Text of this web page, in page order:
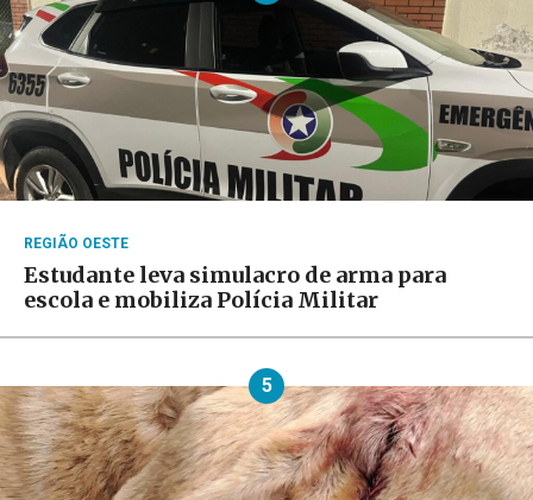
REGIÃO OESTE
Estudante leva simulacro de arma para
escola e mobiliza Polícia Militar
5